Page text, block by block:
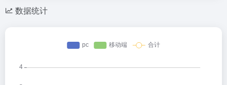
数据统计